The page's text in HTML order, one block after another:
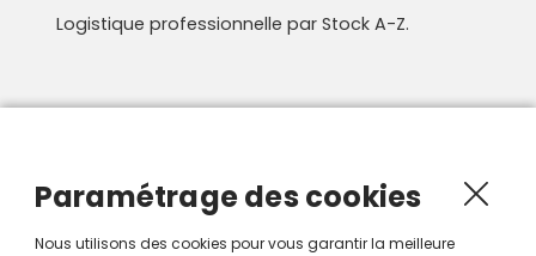
Logistique professionnelle par Stock A-Z.
Recevoir les nouveautés Smartroute par e-mail.
Paramétrage des cookies
Nous utilisons des cookies pour vous garantir la meilleure